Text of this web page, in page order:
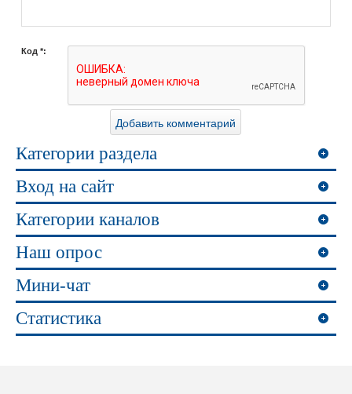
Код *:
Категории раздела
Вход на сайт
Категории каналов
Наш опрос
Мини-чат
Статистика